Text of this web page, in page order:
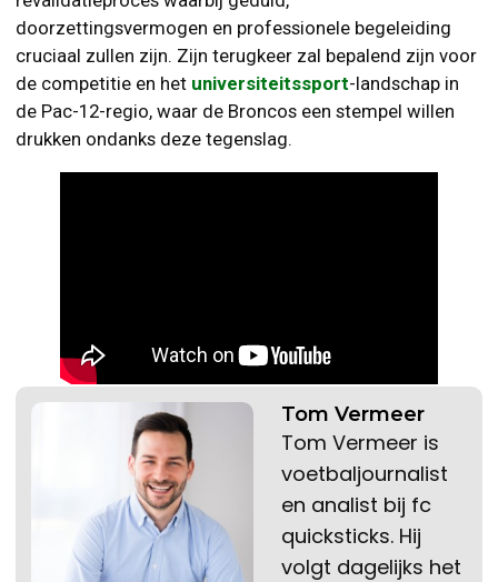
doorzettingsvermogen en professionele begeleiding
cruciaal zullen zijn. Zijn terugkeer zal bepalend zijn voor
de competitie en het universiteitssport-landschap in
de Pac-12-regio, waar de Broncos een stempel willen
drukken ondanks deze tegenslag.
Tom Vermeer
Tom Vermeer is
voetbaljournalist
en analist bij fc
quicksticks. Hij
volgt dagelijks het